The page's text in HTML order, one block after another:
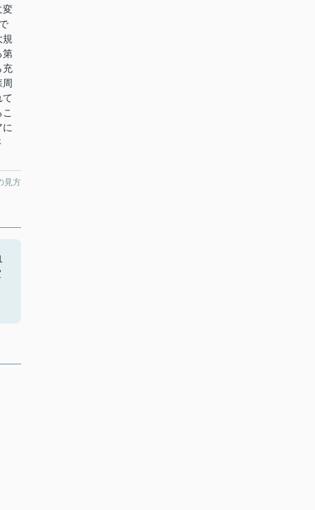
変
第
充
て
見方